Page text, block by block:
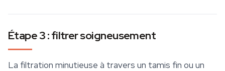
Étape 3 : filtrer soigneusement
La filtration minutieuse à travers un tamis fin ou un